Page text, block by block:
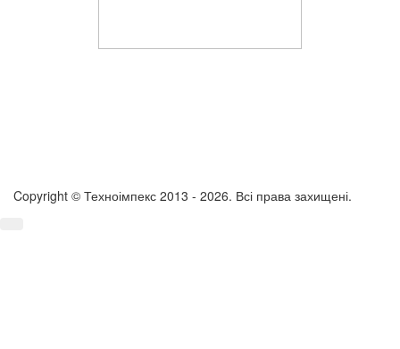
Copyright © Техноімпекс 2013 - 2026. Всі права захищені.